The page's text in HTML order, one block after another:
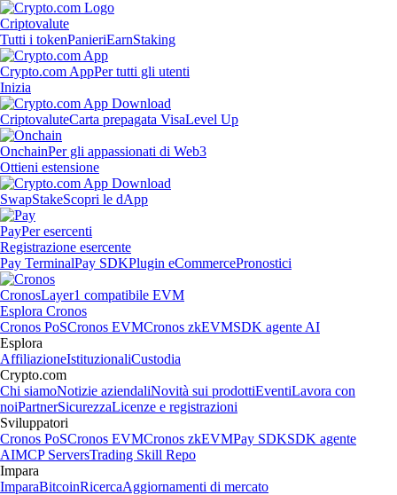
Criptovalute
Tutti i tokenPanieriEarnStaking
Crypto.com AppPer tutti gli utenti
Inizia
CriptovaluteCarta prepagata VisaLevel Up
OnchainPer gli appassionati di Web3
Ottieni estensione
SwapStakeScopri le dApp
PayPer esercenti
Registrazione esercente
Pay TerminalPay SDKPlugin eCommercePronostici
CronosLayer1 compatibile EVM
Esplora Cronos
Cronos PoSCronos EVMCronos zkEVMSDK agente AI
Esplora
AffiliazioneIstituzionaliCustodia
Crypto.com
Chi siamoNotizie aziendaliNovità sui prodottiEventiLavora con
noiPartnerSicurezzaLicenze e registrazioni
Sviluppatori
Cronos PoSCronos EVMCronos zkEVMPay SDKSDK agente
AIMCP ServersTrading Skill Repo
Impara
ImparaBitcoinRicercaAggiornamenti di mercato